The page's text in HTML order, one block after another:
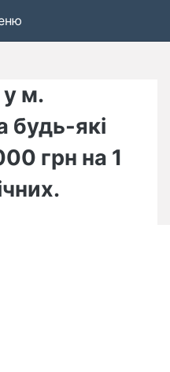
у м.
будь-які
грн на 1